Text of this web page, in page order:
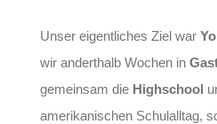
Unser eigentliches Ziel war
wir anderthalb Wochen in
gemeinsam die Highschool
amerikanischen Schulalltag,